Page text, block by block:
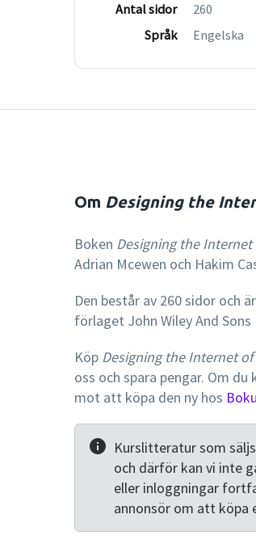
Antal sidor
260
Språk
Engelska
Om Designing the
Boken Designing the Internet
Adrian Mcewen och Hakim
Den består av 260 sidor och
förlaget John Wiley And Sons
Köp Designing the Internet
oss och spara pengar. Om
mot att köpa den ny hos
Kurslitteratur som
och därför kan vi inte
eller inloggningar
annonsör om att köpa